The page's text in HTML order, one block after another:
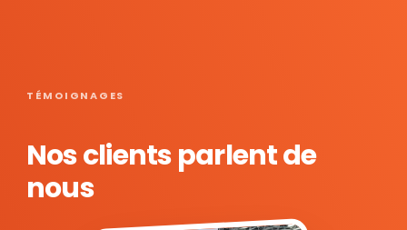
TÉMOIGNAGES
Nos clients parlent de
nous